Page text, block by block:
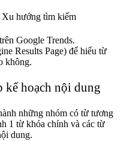
hướng tìm kiếm
Google Trends.
Results Page) để hiểu từ
không.
kế hoạch nội dung
những nhóm có từ tương
1 từ khóa chính và các từ
dung.